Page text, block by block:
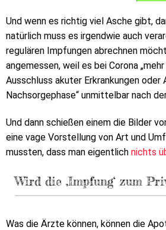
Und wenn es richtig viel Asche gibt,
natürlich muss es irgendwie auch
regulären Impfungen abrechnen
angemessen, weil es bei Corona
Ausschluss akuter Erkrankungen oder
Nachsorgephase“ unmittelbar nach
Und dann schießen einem die Bilder
eine vage Vorstellung von Art und
mussten, dass man eigentlich nichts
Wird die ‚Impfung‘ zum
Was die Ärzte können, können die